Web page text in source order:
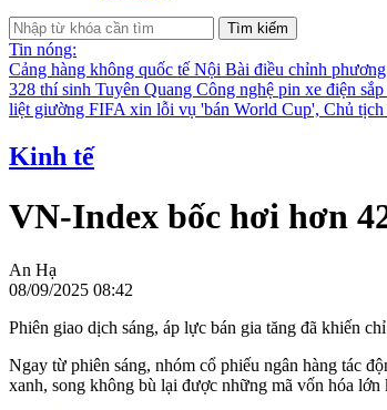
Tìm kiếm
Tin nóng:
Cảng hàng không quốc tế Nội Bài điều chỉnh
328 thí sinh Tuyên Quang Công nghệ pin xe điện
liệt giường FIFA xin lỗi vụ 'bán World Cup', Chủ
Kinh tế
VN-Index bốc hơi hơn
An Hạ
08/09/2025 08:42
Phiên giao dịch sáng, áp lực bán gia tăng đã khiến
Ngay từ phiên sáng, nhóm cổ phiếu ngân hàng tác
xanh, song không bù lại được những mã vốn hóa lớn